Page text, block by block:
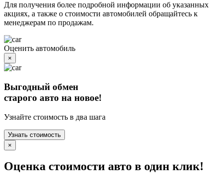
Для получения более подробной информации об указанных
акциях, а также о стоимости автомобилей обращайтесь к
менеджерам по продажам.
Оценить автомобиль
×
Выгодный обмен
старого авто на новое!
Узнайте стоимость в два шага
Узнать стоимость
×
Оценка стоимости авто в один клик!